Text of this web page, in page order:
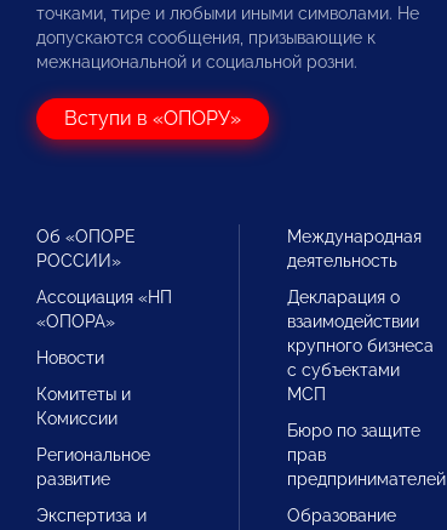
точками, тире и любыми иными символами. Не
допускаются сообщения, призывающие к
межнациональной и социальной розни.
Вступи в «ОПОРУ»
Об «ОПОРЕ
РОССИИ»
Ассоциация «НП
«ОПОРА»
Новости
Комитеты и
Комиссии
Региональное
развитие
Экспертиза и
Международная
деятельность
Декларация о
взаимодействии
крупного бизнеса
с субъектами
МСП
Бюро по защите
прав
предпринимателей
Образование